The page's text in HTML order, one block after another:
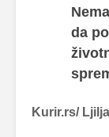
da
Kurir.rs/